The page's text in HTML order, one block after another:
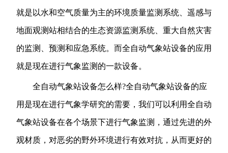
就是以水和空气质量为主的环境质量监测系统、遥感与
地面观测站相结合的生态资源监测系统、重大自然灾害
的监测、预测和应急系统。而全自动气象站设备的应用
就是现在进行气象监测的一款设备。
全自动气象站设备怎么样?全自动气象站设备的应
用是现在进行气象学研究的需要，我们可以利用全自动
气象站设备在各个场景下进行气象监测，通过先进的外
观材质，对恶劣的野外环境进行有效对抗，从而更好的